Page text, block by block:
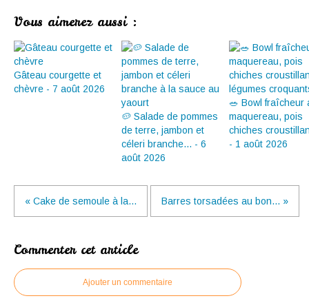
Vous aimerez aussi :
Gâteau courgette et
chèvre - 7 août 2026
🥔 Salade de pommes
de terre, jambon et
céleri branche... - 6
août 2026
🥗 Bowl fraîcheur
maquereau, pois
chiches
- 1 août 2026
« Cake de semoule à la... Barres torsadées au bon... »
Commenter cet article
Ajouter un commentaire